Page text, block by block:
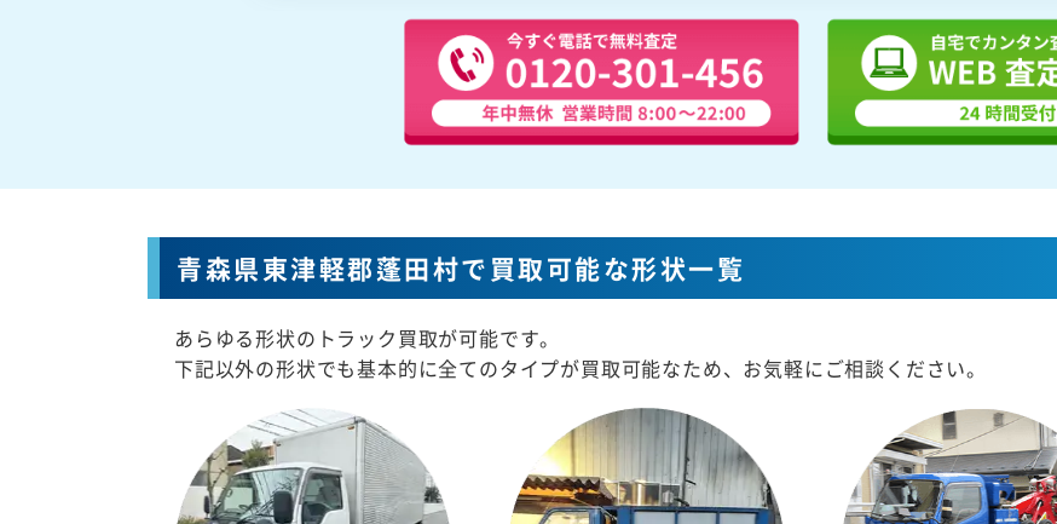
青森県東津軽郡蓬田村で買取可能な形状一覧
あらゆる形状のトラック買取が可能です。
下記以外の形状でも基本的に全てのタイプが買取可能なため、お気軽にご相談ください。